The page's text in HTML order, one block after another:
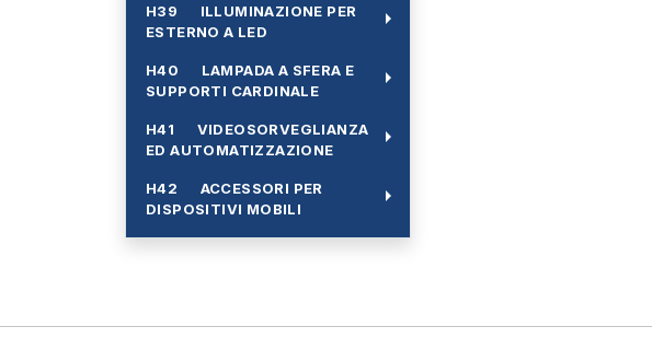
H39 ILLUMINAZIONE PER
ESTERNO A LED
arrow_right
H40 LAMPADA A SFERA E
SUPPORTI CARDINALE
arrow_right
H41 VIDEOSORVEGLIANZA
ED AUTOMATIZZAZIONE
arrow_right
H42 ACCESSORI PER
DISPOSITIVI MOBILI
arrow_right